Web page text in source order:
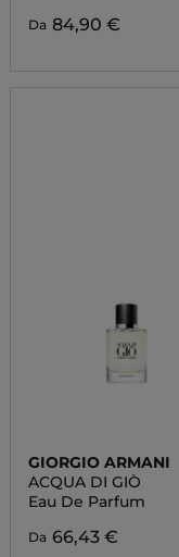
Da 84,90 €
GIORGIO ARMANI
ACQUA DI GIÒ
Eau De Parfum
Da 66,43 €